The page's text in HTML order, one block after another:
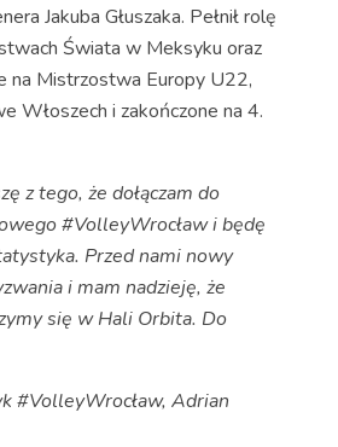
Jakuba Głuszaka. Pełnił rolę
Świata w Meksyku oraz
na Mistrzostwa Europy U22,
Włoszech i zakończone na 4.
z tego, że dołączam do
#VolleyWrocław i będę
Przed nami nowy
i mam nadzieję, że
się w Hali Orbita. Do
#VolleyWrocław, Adrian